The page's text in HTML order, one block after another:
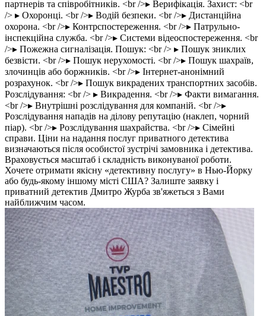
партнерів та співробітників. <br />▸ Верифікація. Захист: <br
/> ▸ Охоронці. <br />▸ Водій безпеки. <br />▸ Дистанційна
охорона. <br />▸ Контрспостереження. <br />▸ Патрульно-
інспекційна служба. <br />▸ Системи відеоспостереження. <br
/>▸ Пожежна сигналізація. Пошук: <br /> ▸ Пошук зниклих
безвісти. <br />▸ Пошук нерухомості. <br />▸ Пошук шахраїв,
злочинців або боржників. <br />▸ Інтернет-анонімний
розрахунок. <br />▸ Пошук викрадених транспортних засобів.
Розслідування: <br /> ▸ Викрадення. <br />▸ Факти вимагання.
<br />▸ Внутрішні розслідування для компаній. <br />▸
Розслідування нападів на ділову репутацію (наклеп, чорний
піар). <br />▸ Розслідування шахрайства. <br />▸ Сімейні
справи. Ціни на надання послуг приватного детектива
визначаються після особистої зустрічі замовника і детектива.
Враховується масштаб і складність виконуваної роботи.
Хочете отримати якісну «детективну послугу» в Нью-Йорку
або будь-якому іншому місті США? Залиште заявку і
приватний детектив Дмитро Журба зв'яжеться з Вами
найближчим часом.